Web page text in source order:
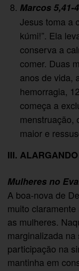
Marcos 5,41-
Jesus toma a
kúmi!”. Ela
conserva a
comer. Duas
anos de vida,
hemorragia,
começa a
menstruação,
maior e
III. ALARGANDO
Mulheres no
A boa-nova de
muito
as mulheres.
marginalizada
participação na
mantinha em